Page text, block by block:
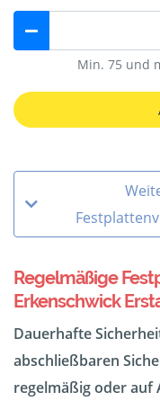
Min. 75 und
Regelmäßige
Erkenschwick
Dauerhafte
abschließbaren
regelmäßig oder auf